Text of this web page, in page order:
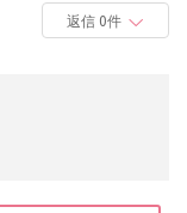
返信 0件